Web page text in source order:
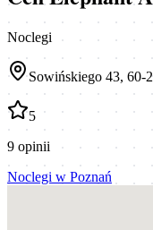
Noclegi
Sowińskiego 43, 60-
5
9 opinii
Noclegi w Poznań